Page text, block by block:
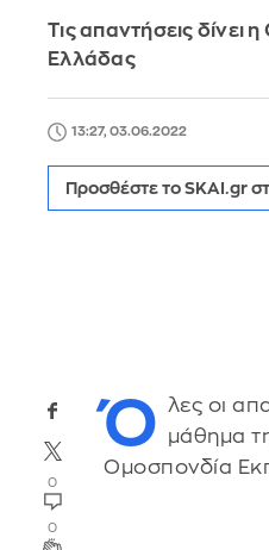
Τις απαντήσεις
Ελλάδας
13:27, 03.06.2022
Προσθέστε το SKAI.gr
0
0
Ό
λες οι
μάθημα
Ομοσπονδία